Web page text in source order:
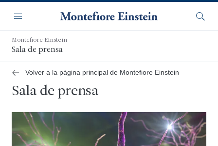
contenido
principal
Navegación
Menú
Montefiore Einstein
Sala de prensa
Volver a la página principal de Montefiore Einstein
Sala de prensa